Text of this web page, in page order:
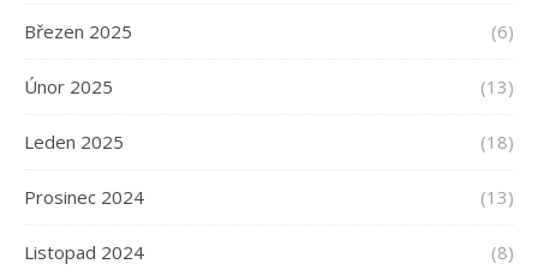
Březen 2025 (6)
Únor 2025 (13)
Leden 2025 (18)
Prosinec 2024 (13)
Listopad 2024 (8)